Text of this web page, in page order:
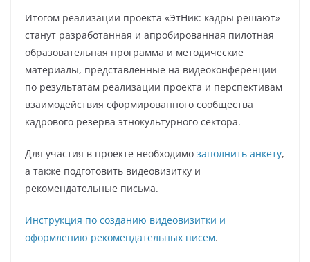
Итогом реализации проекта «ЭтНик: кадры решают»
станут разработанная и апробированная пилотная
образовательная программа и методические
материалы, представленные на видеоконференции
по результатам реализации проекта и перспективам
взаимодействия сформированного сообщества
кадрового резерва этнокультурного сектора.
Для участия в проекте необходимо заполнить анкету,
а также подготовить видеовизитку и
рекомендательные письма.
Инструкция по созданию видеовизитки и
оформлению рекомендательных писем.